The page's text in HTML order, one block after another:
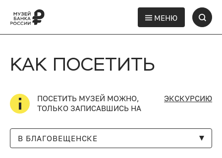
МЕНЮ
КАК ПОСЕТИТЬ
ПОСЕТИТЬ МУЗЕЙ МОЖНО,
ТОЛЬКО ЗАПИСАВШИСЬ НА
ЭКСКУРСИЮ
В БЛАГОВЕЩЕНСКЕ